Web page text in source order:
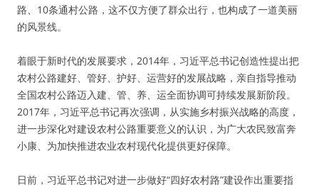
路、10条通村公路，这不仅方便了群众出行，也构成了一道美丽
的风景线。
着眼于新时代的发展要求，2014年，习近平总书记创造性提出把
农村公路建好、管好、护好、运营好的发展战略，亲自指导推动
全国农村公路迈入建、管、养、运全面协调可持续发展新阶段。
2017年，习近平总书记再次强调，从实施乡村振兴战略的高度，
进一步深化对建设农村公路重要意义的认识，为广大农民致富奔
小康、为加快推进农业农村现代化提供更好保障。
日前，习近平总书记对进一步做好“四好农村路”建设作出重要指